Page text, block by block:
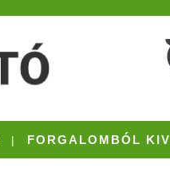
FORGALOMBÓL